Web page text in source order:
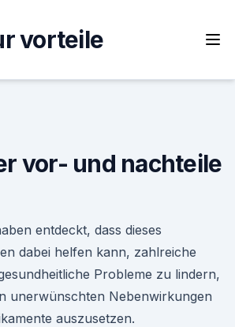
vorteile
vor- und nachteile
entdeckt, dass dieses
dabei helfen kann, zahlreiche
Probleme zu lindern,
unerwünschten Nebenwirkungen
auszusetzen.